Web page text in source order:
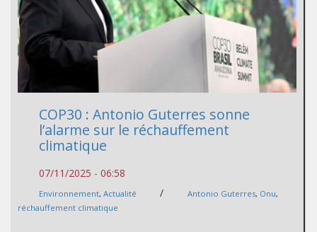
COP30 : Antonio Guterres sonne
l’alarme sur le réchauffement
climatique
07/11/2025 - 06:58
Environnement, Actualité / Antonio Guterres, Onu,
réchauffement climatique